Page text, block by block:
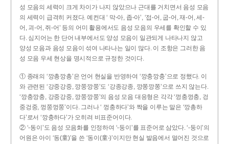
성 모음의 세력이 크게 차이가 나지 않았으나 근대를 거치면서 음성 모음
의 세력이 급격히 커졌다. 예컨대 ‘ 막-아, 좁-아’, ‘접-어, 굽-어, 재-어, 세-
어, 괴-어, 쥐-어’ 등의 어미 활용에서도 음성 모음의 우세를 확인할 수 있
다. 심지어는 한 단어 내부에서도 양성 모음이 일관되게 나타나지 않고
양성 모음과 음성 모음이 섞여 나타나는 일이 많다. 이 조항은 그러한 음
성 모음 우세 현상을 명시적으로 규정한 것이다.
① 종래의 ‘깡총깡총’은 언어 현실을 반영하여 ‘깡충깡충’으로 정했다. 이
와 관련된 ‘강중강중, 깡쭝깡쭝’도 ‘강종강종, 깡쫑깡쫑’으로 쓰지 않는다.
‘깡충깡충, 강중강중, 깡쭝깡쭝’의 음성 모음 대응형은 각각 ‘껑충껑충, 겅
중겅중, 껑쭝껑쭝’이다. 그러나 ‘ 껑충하다’와 짝을 이루는 말은 ‘깡총하
다’로서 ‘깡충하다’가 오히려 비표준어이다.
② ‘-동이’도 음성 모음화를 인정하여 ‘-둥이’를 표준어로 삼았다. ‘-둥이’의
어원은 아이 ‘동(童)’을 쓴 ‘동이(童-)’이지만 현실 발음에서 멀어진 것으로